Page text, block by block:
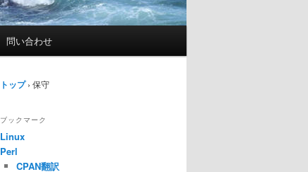
問い合わせ
トップ › 保守
ブックマーク
Linux
Perl
CPAN翻訳